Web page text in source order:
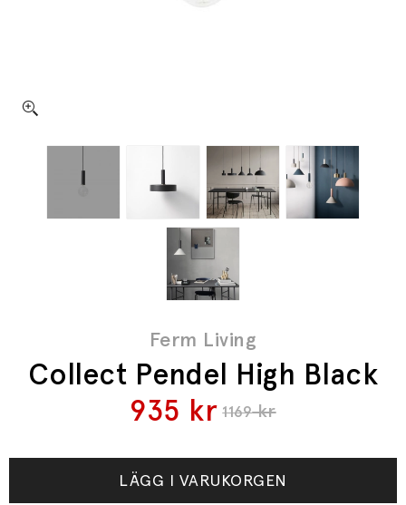
Ferm Living
Collect Pendel High Black
1169kr
935 kr
LÄGG I VARUKORGEN